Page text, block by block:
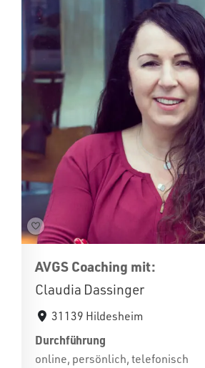
AVGS Coaching mit:
Claudia Dassinger
31139 Hildesheim
Durchführung
online, persönlich, telefonisch